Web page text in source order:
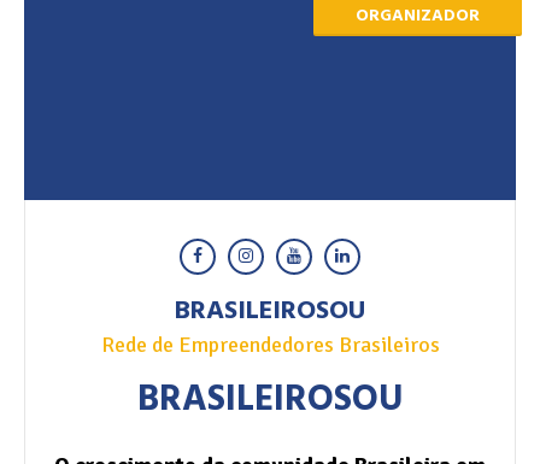
ORGANIZADOR
BRASILEIROSOU
Rede de Empreendedores Brasileiros
BRASILEIROSOU